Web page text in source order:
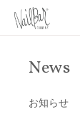
News
お知らせ